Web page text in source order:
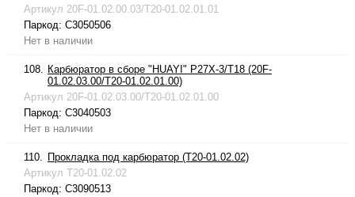
Артикул 20F-01.02.00.03/T20-01.02.01.01
Паркод: C3050506
Нет в наличии
108.
Карбюратор в сборе "HUAYI" P27X-3/T18 (20F-
01.02.03.00/T20-01.02.01.00)
Артикул 20F-01.02.03.00/T20-01.02.01.00
Паркод: C3040503
Нет в наличии
110.
Прокладка под карбюратор (T20-01.02.02)
Артикул T20-01.02.02
Паркод: C3090513